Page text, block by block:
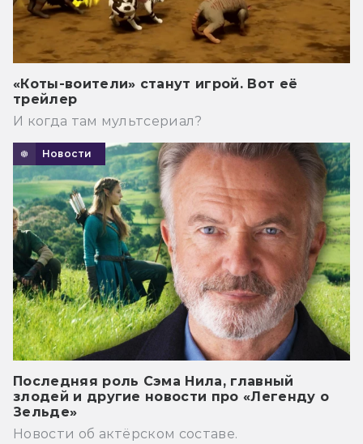
«Коты-воители» станут игрой. Вот её
трейлер
И когда там мультсериал?
Новости
Последняя роль Сэма Нила, главный
злодей и другие новости про «Легенду о
Зельде»
Новости об актёрском составе.